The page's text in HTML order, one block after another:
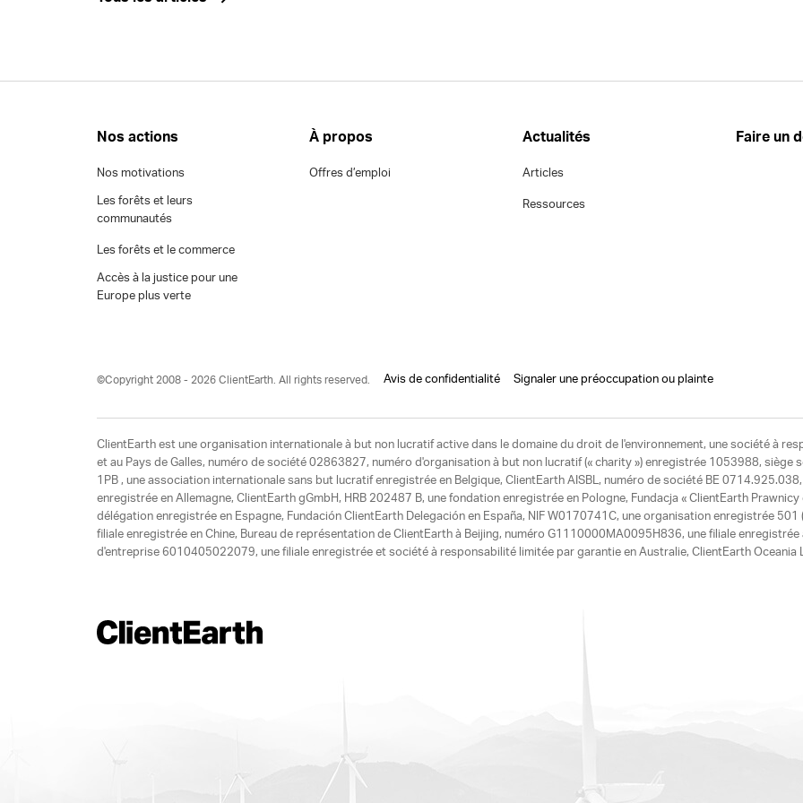
Nos actions
Nos motivations
Les forêts et leurs
communautés
Les forêts et le commerce
Accès à la justice pour une
Europe plus verte
À propos
Offres d’emploi
Actualités
Articles
Ressources
Faire un
©Copyright 2008 - 2026 ClientEarth. All rights reserved. Avis de confidentialité Signaler une préoccupation ou plainte
ClientEarth est une organisation internationale à but non lucratif active dans le domaine du droit de l'environnement, une société à
et au Pays de Galles, numéro de société 02863827, numéro d'organisation à but non lucratif (« charity ») enregistrée 1053988, siège
1PB , une association internationale sans but lucratif enregistrée en Belgique, ClientEarth AISBL, numéro de société BE
enregistrée en Allemagne, ClientEarth gGmbH, HRB 202487 B, une fondation enregistrée en Pologne, Fundacja « ClientEarth
délégation enregistrée en Espagne, Fundación ClientEarth Delegación en España, NIF W0170741C, une organisation enregistrée
filiale enregistrée en Chine, Bureau de représentation de ClientEarth à Beijing, numéro G1110000MA0095H836, une filiale
d'entreprise 6010405022079, une filiale enregistrée et société à responsabilité limitée par garantie en Australie, ClientEarth